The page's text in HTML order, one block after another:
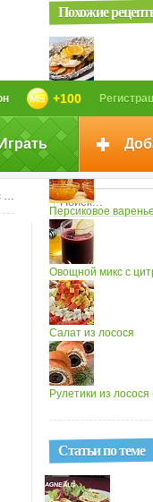
+100
Похожие
Камбала гриль с
Персиковое
Овощной микс с
Салат из лосося
Рулетики из лосося
Статьи по теме